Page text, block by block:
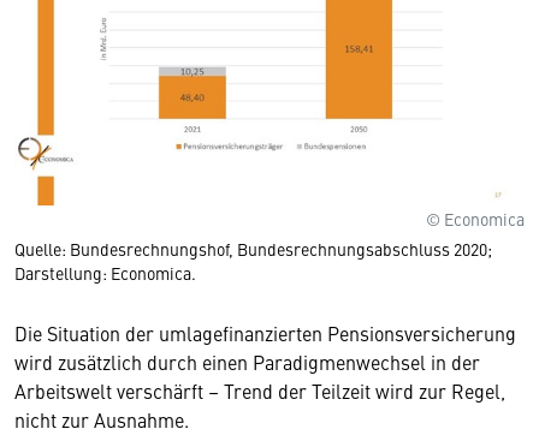
© Economica
Quelle: Bundesrechnungshof, Bundesrechnungsabschluss 2020;
Darstellung: Economica.
Die Situation der umlagefinanzierten Pensionsversicherung
wird zusätzlich durch einen Paradigmenwechsel in der
Arbeitswelt verschärft – Trend der Teilzeit wird zur Regel,
nicht zur Ausnahme.